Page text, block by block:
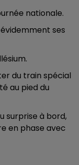
nationale.
ses
du train spécial
au pied du
surprise à bord,
en phase avec